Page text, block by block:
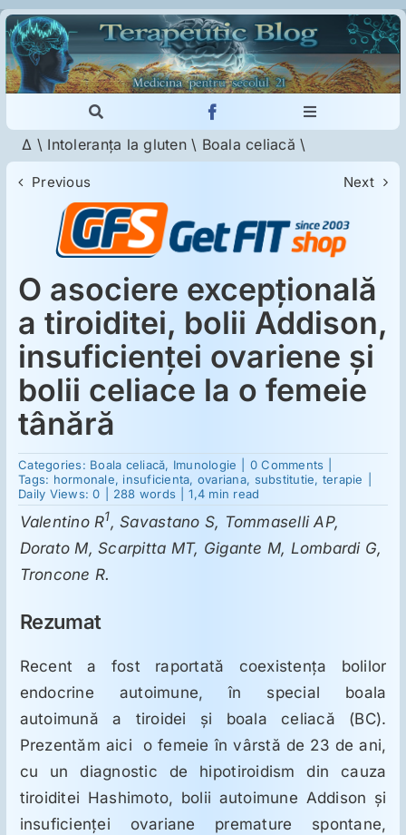
Skip
to
content
Toggle
Navigation
Cautare...
Toggle
Navigation
Imunologie
Dermatologie
Psihiatrie
Neurologie
Intoleranţa la gluten
Suplimente
Reumatologie
Ginecologie
Dietă
ORL
Δ \ Intoleranţa la gluten \ Boala celiacă \
Previous Next
O asociere excepţională
a tiroiditei, bolii Addison,
insuficienţei ovariene şi
bolii celiace la o femeie
tânără
Categories: Boala celiacă, Imunologie 0 Comments
O
excepţională
a
bolii
o
tânără
Tags: hormonale, insuficienta, ovariana, substitutie, terapie
Daily Views: 0
288 words 1,4 min read
Valentino R1, Savastano S, Tommaselli AP,
Dorato M, Scarpitta MT, Gigante M, Lombardi G,
Troncone R.
Rezumat
Recent a fost raportată coexistenţa bolilor
endocrine autoimune, în special boala
autoimună a tiroidei şi boala celiacă (BC).
Prezentăm aici o femeie în vârstă de 23 de ani,
cu un diagnostic de hipotiroidism din cauza
tiroiditei Hashimoto, bolii autoimune Addison şi
insuficienţei ovariane premature spontane,